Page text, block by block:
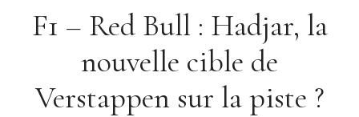
F1 – Red Bull : Hadjar, la
nouvelle cible de
Verstappen sur la piste ?